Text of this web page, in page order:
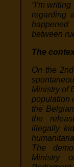
“I’m
regarding
between
The
On the
Ministry of
population
the
the
illegally
The
Ministry